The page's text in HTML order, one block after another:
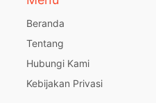
Beranda
Tentang
Hubungi Kami
Kebijakan Privasi